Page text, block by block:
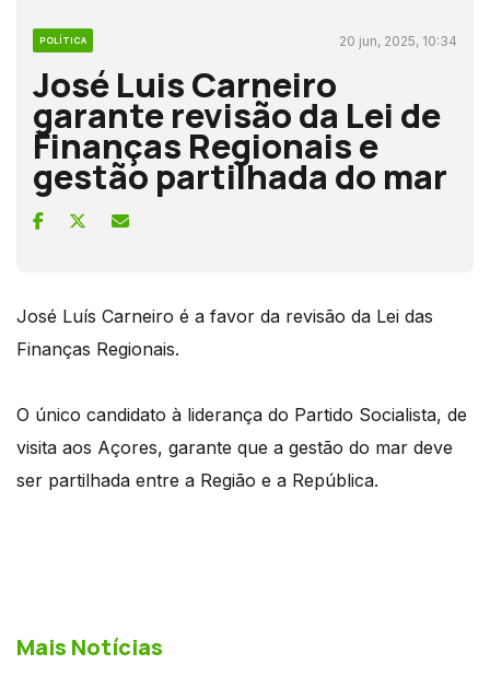
POLÍTICA 20 jun, 2025, 10:34
José Luis Carneiro
garante revisão da Lei de
Finanças Regionais e
gestão partilhada do mar
José Luís Carneiro é a favor da revisão da Lei das
Finanças Regionais.
O único candidato à liderança do Partido Socialista, de
visita aos Açores, garante que a gestão do mar deve
ser partilhada entre a Região e a República.
Mais Notícias